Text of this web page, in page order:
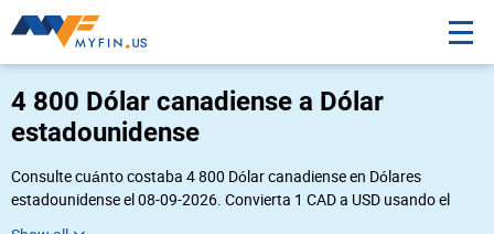
4 800 Dólar canadiense a Dólar
estadounidense
Consulte cuánto costaba 4 800 Dólar canadiense en Dólares
estadounidense el 08-09-2026. Convierta 1 CAD a USD usando el